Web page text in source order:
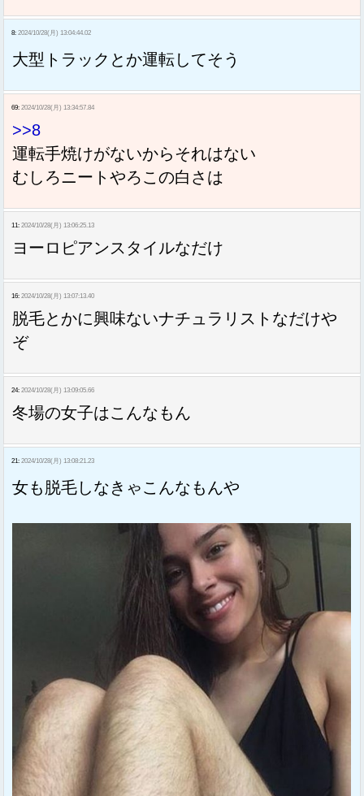
8: 2024/10/28(月) 13:04:44.02
大型トラックとか運転してそう
69: 2024/10/28(月) 13:34:57.84
>>8
運転手焼けがないからそれはない
むしろニートやろこの白さは
11: 2024/10/28(月) 13:06:25.13
ヨーロピアンスタイルなだけ
16: 2024/10/28(月) 13:07:13.40
脱毛とかに興味ないナチュラリストなだけや
ぞ
24: 2024/10/28(月) 13:09:05.66
冬場の女子はこんなもん
21: 2024/10/28(月) 13:08:21.23
女も脱毛しなきゃこんなもんや